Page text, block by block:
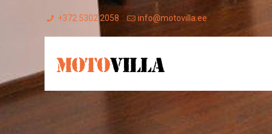
+372 5302 2058 info@motovilla.ee